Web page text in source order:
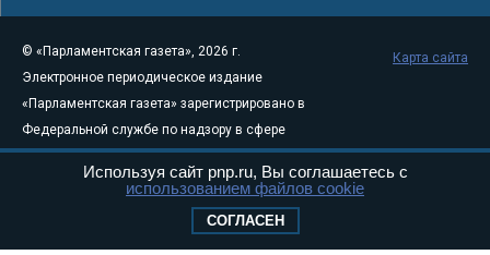
© «Парламентская газета», 2026 г.
Электронное периодическое издание
«Парламентская газета» зарегистрировано в
Федеральной службе по надзору в сфере
связи, информационных технологий и
массовых коммуникаций (Роскомнадзор) 05
Свидетельство о регистрации Эл № ФС77-
Карта сайта
Используя сайт pnp.ru, Вы соглашаетесь с
использованием файлов cookie
СОГЛАСЕН